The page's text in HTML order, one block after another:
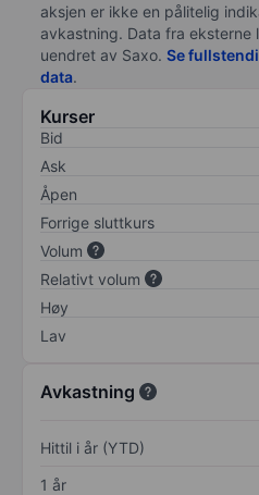
aksjen er ikke en pålitelig
avkastning. Data fra eksterne
uendret av Saxo. Se
data.
Kurser
Bid
Ask
Åpen
Forrige sluttkurs
Volum
Relativt volum
Høy
Lav
Avkastning
Hittil i år (YTD)
1 år